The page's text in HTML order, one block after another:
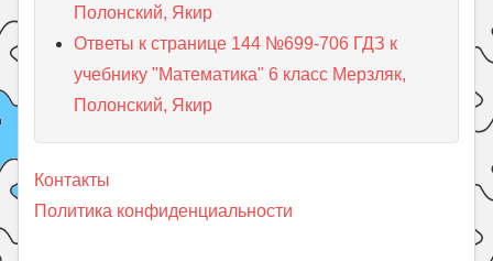
Полонский, Якир
Ответы к странице 144 №699-706 ГДЗ к
учебнику "Математика" 6 класс Мерзляк,
Полонский, Якир
Контакты
Политика конфиденциальности